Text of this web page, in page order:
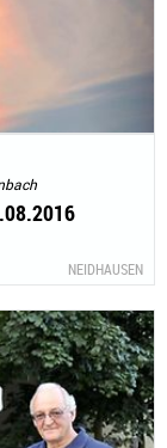
NEIDHAUSEN